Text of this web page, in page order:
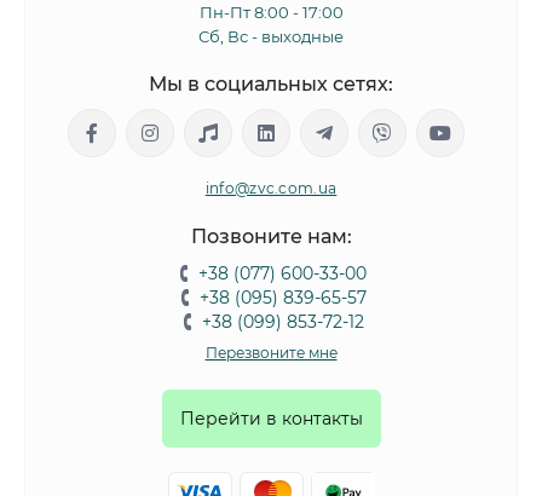
Пн-Пт 8:00 - 17:00
Сб, Вс - выходные
Мы в социальных сетях:
info@zvc.com.ua
Позвоните нам:
+38 (077) 600-33-00
+38 (095) 839-65-57
+38 (099) 853-72-12
Перезвоните мне
Перейти в контакты